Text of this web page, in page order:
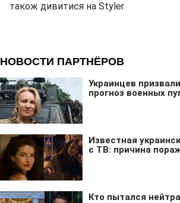
також дивитися на Styler.